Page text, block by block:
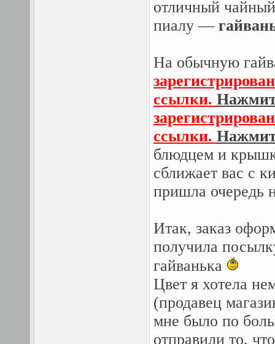
отличный
пиалу —
На обычную
ссылки.
ссылки.
блюдцем и
сближает вас с
пришла очередь
Итак, заказ
получила
гайванька
Цвет я хотела
(продавец
мне было по
отправили то,